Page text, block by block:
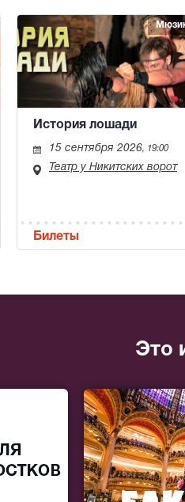
История лошади
15 сентября 2026, 19:00
Театр у Никитских ворот
Билеты
Это